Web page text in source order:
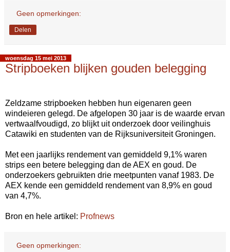
Geen opmerkingen:
Delen
woensdag 15 mei 2013
Stripboeken blijken gouden belegging
Zeldzame stripboeken hebben hun eigenaren geen
windeieren gelegd. De afgelopen 30 jaar is de waarde ervan
vertwaalfvoudigd, zo blijkt uit onderzoek door veilinghuis
Catawiki en studenten van de Rijksuniversiteit Groningen.
Met een jaarlijks rendement van gemiddeld 9,1% waren
strips een betere belegging dan de AEX en goud. De
onderzoekers gebruikten drie meetpunten vanaf 1983. De
AEX kende een gemiddeld rendement van 8,9% en goud
van 4,7%.
Bron en hele artikel: Profnews
Geen opmerkingen: